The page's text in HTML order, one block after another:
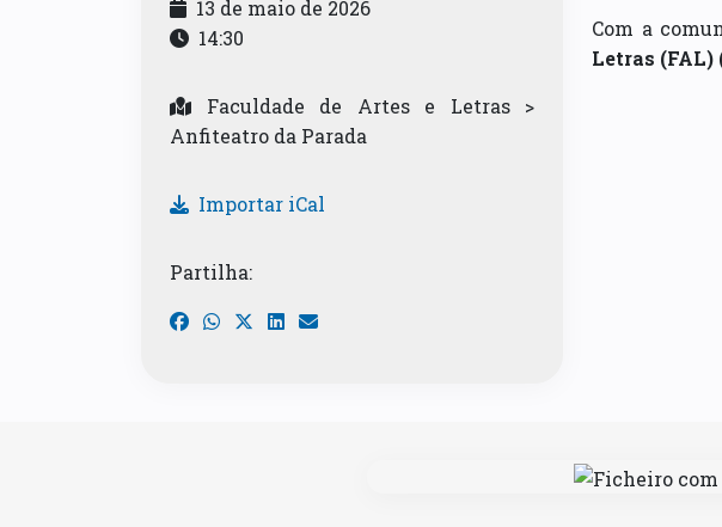
13 de maio de 2026
14:30
Faculdade de Artes e Letras >
Anfiteatro da Parada
Importar iCal
Partilha:
Com a
Letras